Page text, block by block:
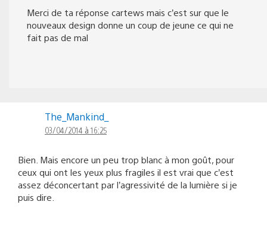
Merci de ta réponse cartews mais c’est sur que le
nouveaux design donne un coup de jeune ce qui ne
fait pas de mal
The_Mankind_
03/04/2014 à 16:25
Bien. Mais encore un peu trop blanc à mon goût, pour
ceux qui ont les yeux plus fragiles il est vrai que c’est
assez déconcertant par l’agressivité de la lumière si je
puis dire.